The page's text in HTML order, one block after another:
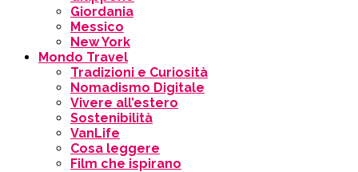
Giordania
Messico
New York
Mondo Travel
Tradizioni e Curiosità
Nomadismo Digitale
Vivere all’estero
Sostenibilità
VanLife
Cosa leggere
Film che ispirano